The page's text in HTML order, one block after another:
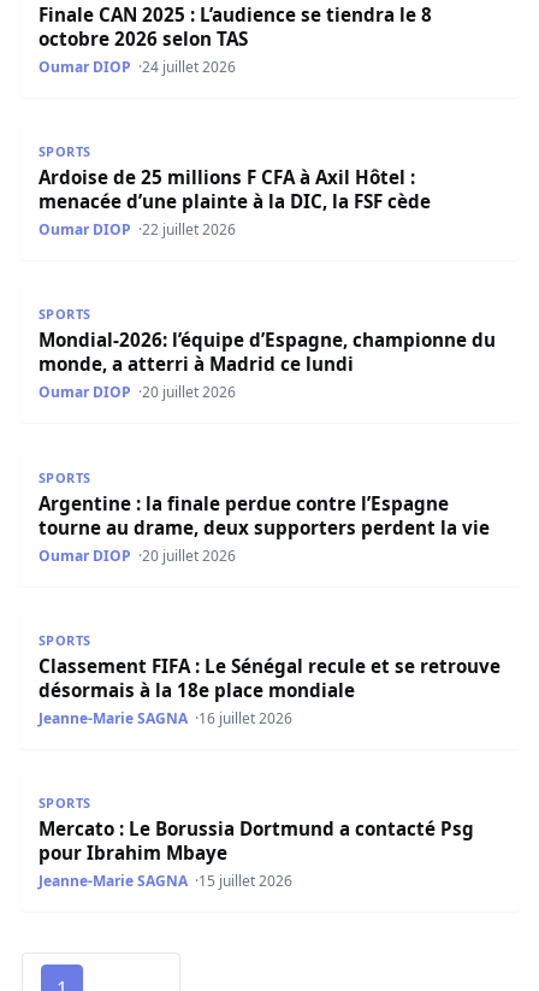
Finale CAN 2025 : L’audience se tiendra le 8
octobre 2026 selon TAS
Oumar DIOP 24 juillet 2026
SPORTS
Ardoise de 25 millions F CFA à Axil Hôtel :
menacée d’une plainte à la DIC, la FSF cède
Oumar DIOP 22 juillet 2026
SPORTS
Mondial-2026: l’équipe d’Espagne, championne du
monde, a atterri à Madrid ce lundi
Oumar DIOP 20 juillet 2026
SPORTS
Argentine : la finale perdue contre l’Espagne
tourne au drame, deux supporters perdent la vie
Oumar DIOP 20 juillet 2026
SPORTS
Classement FIFA : Le Sénégal recule et se retrouve
désormais à la 18e place mondiale
Jeanne-Marie SAGNA 16 juillet 2026
SPORTS
Mercato : Le Borussia Dortmund a contacté Psg
pour Ibrahim Mbaye
Jeanne-Marie SAGNA 15 juillet 2026